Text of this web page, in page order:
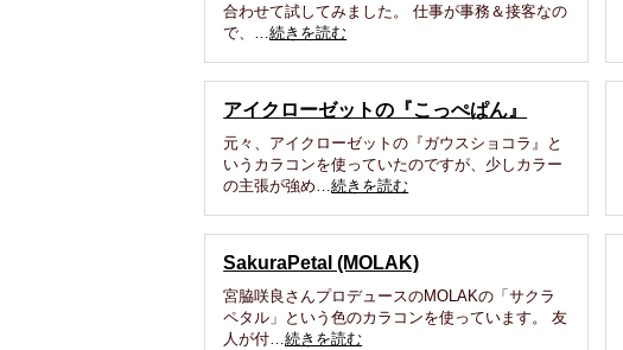
合わせて試してみました。 仕事が事務＆接客なの
で、…続きを読む
アイクローゼットの『こっぺぱん』
元々、アイクローゼットの『ガウスショコラ』と
いうカラコンを使っていたのですが、少しカラー
の主張が強め…続きを読む
SakuraPetal (MOLAK)
宮脇咲良さんプロデュースのMOLAKの「サクラ
ペタル」という色のカラコンを使っています。 友
人が付…続きを読む